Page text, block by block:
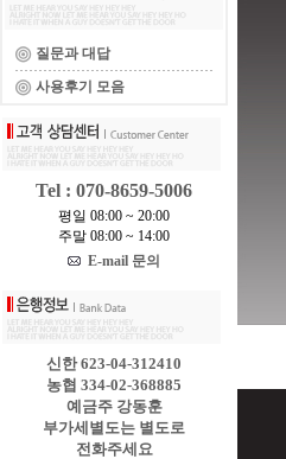
질문과 대답
사용후기 모음
Tel : 070-8659-5006
평일 08:00 ~ 20:00
주말 08:00 ~ 14:00
E-mail 문의
신한 623-04-312410
농협 334-02-368885
예금주 강동훈
부가세별도는 별도로
전화주세요